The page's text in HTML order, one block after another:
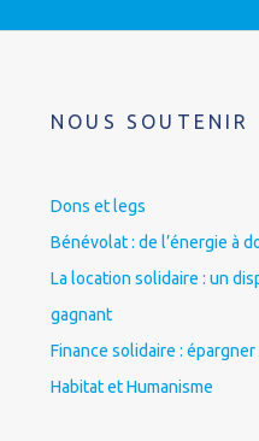
NOUS SOUTENIR
Dons et legs
Bénévolat : de l’énergie à
La location solidaire : un
gagnant
Finance solidaire :
Habitat et Humanisme